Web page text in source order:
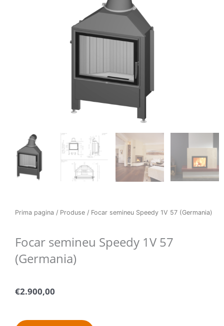
Prima pagina / Produse / Focar semineu Speedy 1V 57 (Germania)
Focar semineu Speedy 1V 57
(Germania)
€2.900,00